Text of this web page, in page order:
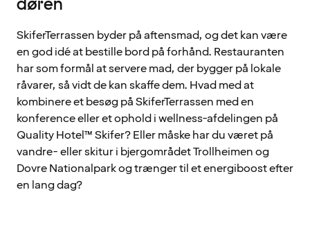
SkiferTerrassen byder på aftensmad, og det kan være
en god idé at bestille bord på forhånd. Restauranten
har som formål at servere mad, der bygger på lokale
råvarer, så vidt de kan skaffe dem. Hvad med at
kombinere et besøg på SkiferTerrassen med en
konference eller et ophold i wellness-afdelingen på
Quality Hotel™ Skifer? Eller måske har du været på
vandre- eller skitur i bjergområdet Trollheimen og
Dovre Nationalpark og trænger til et energiboost efter
en lang dag?